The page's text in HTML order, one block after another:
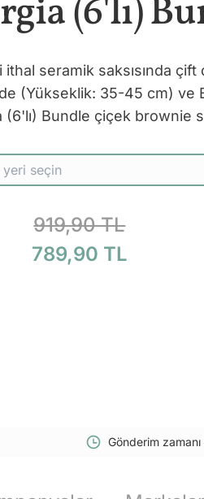
(6'lı)
seramik saksısında çift
(Yükseklik: 35-45 cm) ve
(6'lı) Bundle çiçek brownie
919,90 TL
789,90 TL
Gönderim